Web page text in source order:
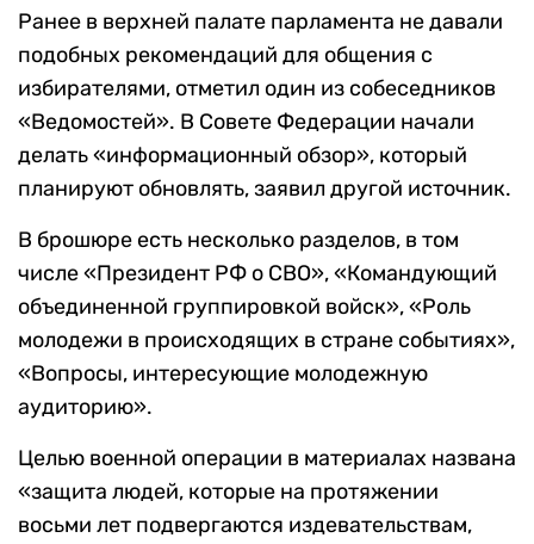
Ранее в верхней палате парламента не давали
подобных рекомендаций для общения с
избирателями, отметил один из собеседников
«Ведомостей». В Совете Федерации начали
делать «информационный обзор», который
планируют обновлять, заявил другой источник.
В брошюре есть несколько разделов, в том
числе «Президент РФ о СВО», «Командующий
объединенной группировкой войск», «Роль
молодежи в происходящих в стране событиях»,
«Вопросы, интересующие молодежную
аудиторию».
Целью военной операции в материалах названа
«защита людей, которые на протяжении
восьми лет подвергаются издевательствам,